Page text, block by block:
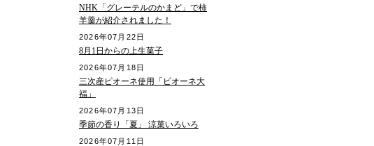
NHK「グレーテルのかまど」で柿
羊羹が紹介されました！
2026年07月22日
8月1日からの上生菓子
2026年07月18日
三次産ピオーネ使用「ピオーネ大
福」
2026年07月13日
季節の香り「夏」 涼菓いろいろ
2026年07月11日